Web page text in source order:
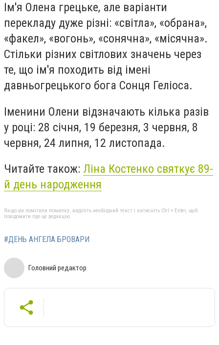
Ім'я Олена грецьке, але варіанти
перекладу дуже різні: «світла», «обрана»,
«факел», «вогонь», «сонячна», «місячна».
Стільки різних світлових значень через
те, що ім'я походить від імені
давньогрецького бога Сонця Геліоса.
Іменини Олени відзначають кілька разів
у році: 28 січня, 19 березня, 3 червня, 8
червня, 24 липня, 12 листопада.
Читайте також: Ліна Костенко святкує 89-
й день народження
Якщо ви помітили помилку, виділіть необхідний текст і натисніть Ctrl + Enter, щоб
повідомити про це редакцію
#ДЕНЬ АНГЕЛА БРОВАРИ
Головний редактор